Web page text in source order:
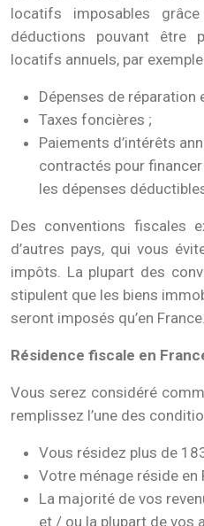
locatifs imposables
déductions pouvant être
locatifs annuels, par
Dépenses de réparation
Taxes foncières ;
Paiements d’intérêts
contractés pour
les dépenses
Des conventions fiscales
d’autres pays, qui vous
impôts. La plupart des
stipulent que les biens
seront imposés qu’en France.
Résidence fiscale en
Vous serez considéré
remplissez l’une des
Vous résidez plus de
Votre ménage réside en
La majorité de vos
et / ou la plupart de vos